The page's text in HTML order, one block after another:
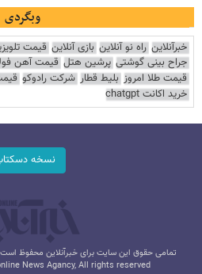
وبگردی
خبرآنلاین راه نو آنلاین بازی آنلاین قیمت
جراح بینی گوشتی پرشین هتل قیمت آهن
قیمت طلا امروز بلیط قطار شرکت رادوکو
خرید اکانت chatgpt
نسخه
تمامی حقوق این سایت برای خبرآنلاین محفوظ
News Agancy, All rights reserved